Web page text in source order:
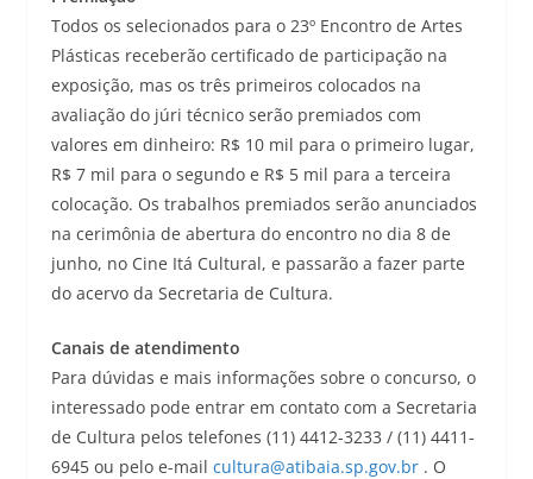
Todos os selecionados para o 23º Encontro de Artes
Plásticas receberão certificado de participação na
exposição, mas os três primeiros colocados na
avaliação do júri técnico serão premiados com
valores em dinheiro: R$ 10 mil para o primeiro lugar,
R$ 7 mil para o segundo e R$ 5 mil para a terceira
colocação. Os trabalhos premiados serão anunciados
na cerimônia de abertura do encontro no dia 8 de
junho, no Cine Itá Cultural, e passarão a fazer parte
do acervo da Secretaria de Cultura.
Canais de atendimento
Para dúvidas e mais informações sobre o concurso, o
interessado pode entrar em contato com a Secretaria
de Cultura pelos telefones (11) 4412-3233 / (11) 4411-
6945 ou pelo e-mail cultura@atibaia.sp.gov.br. O